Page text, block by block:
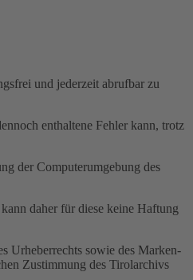
und jederzeit abrufbar zu
enthaltene Fehler kann, trotz
der Computerumgebung des
daher für diese keine Haftung
Urheberrechts sowie des Marken-
Zustimmung des Tirolarchivs